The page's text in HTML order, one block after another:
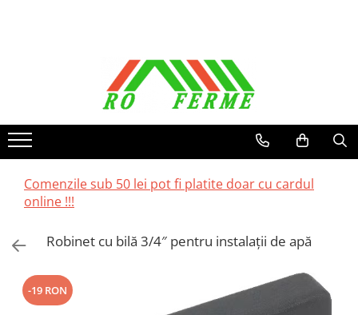
Cresterea viteilor
Echipament grajd
Furaje bovine
Hranire
Imobilizare
Ingrijire in general
Ingrijirea copitelor
Comenzile sub 50 lei pot fi platite doar cu cardul
online !!!
Robinet cu bilă 3/4″ pentru instalații de apă
-19 RON